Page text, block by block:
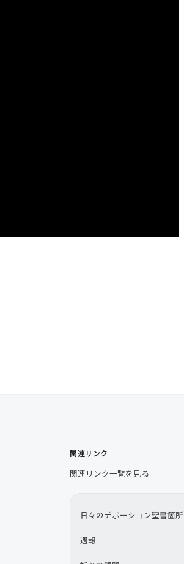
関連リンク
関連リンク一覧を見る
日々のデボーション聖書箇所
週報